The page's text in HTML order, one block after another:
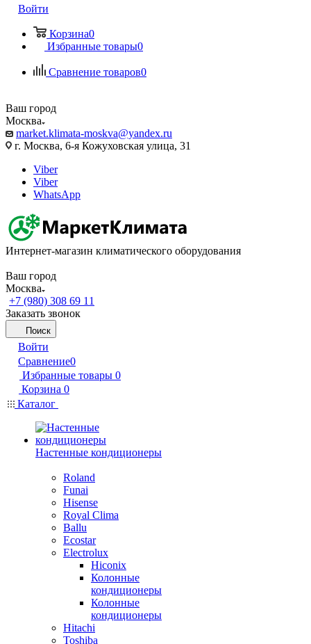
Войти
Корзина0
Избранные товары0
Сравнение товаров0
Ваш город
Москва
market.klimata-moskva@yandex.ru
г. Москва, 6-я Кожуховская улица, 31
Viber
Viber
WhatsApp
Интернет-магазин климатического оборудования
Ваш город
Москва
+7 (980) 308 69 11
Заказать звонок
Поиск
Войти
Сравнение0
Избранные товары 0
Корзина 0
Каталог
Настенные кондиционеры
Roland
Funai
Hisense
Royal Clima
Ballu
Ecostar
Electrolux
Hiconix
Колонные
кондиционеры
Колонные
кондиционеры
Hitachi
Toshiba